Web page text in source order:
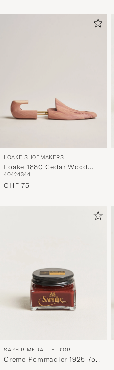
LOAKE SHOEMAKERS
Loake 1880 Cedar Wood
Shoe Tree
40424344
CHF 75
SAPHIR MEDAILLE D'OR
Creme Pommadier 1925 75